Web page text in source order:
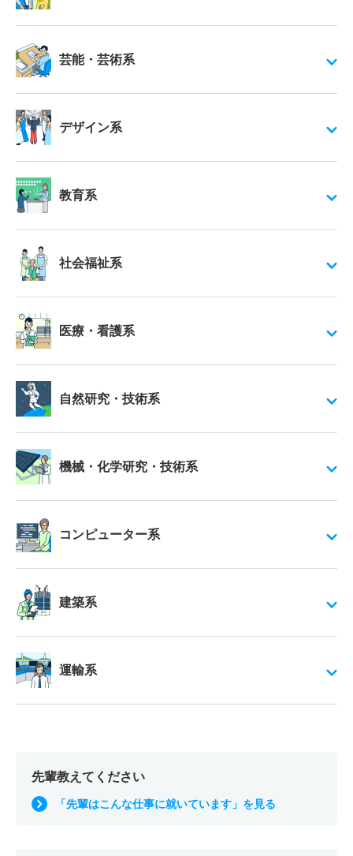
芸能・芸術系
デザイン系
教育系
社会福祉系
医療・看護系
自然研究・技術系
機械・化学研究・技術系
コンピューター系
建築系
運輸系
先輩教えてください
「先輩はこんな仕事に就いています」を見る